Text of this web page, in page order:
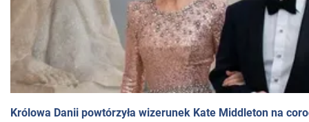
Królowa Danii powtórzyła wizerunek Kate Middleton na